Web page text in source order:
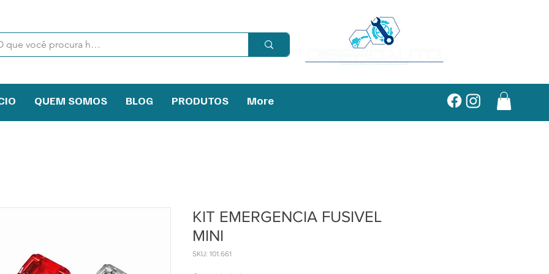
QUEM SOMOS BLOG PRODUTOS More
KIT EMERGENCIA FUSIVEL
MINI
SKU: 101.661